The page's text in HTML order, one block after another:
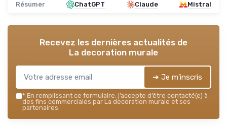
Résumer ChatGPT Claude Mistral
Recevez les dernières actualités de
La decoration murale
➔ Je m'inscris
* En remplissant ce formulaire, j’accepte d’être contacté(e) à
des fins commerciales par La decoration murale et ses
partenaires.